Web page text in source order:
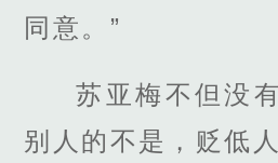
同意。”
苏亚梅不但没
别人的不是，贬低人